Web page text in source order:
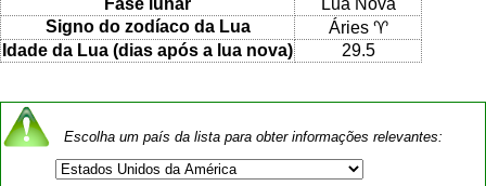
Fase lunar
Lua Nova
Signo do zodíaco da Lua
Áries ♈
Idade da Lua (dias após a lua nova)
29.5
Escolha um país da lista para obter informações relevantes: